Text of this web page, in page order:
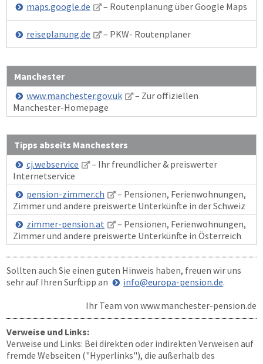
maps.google.de
– Routenplanung über Google Maps
reiseplanung.de – PKW- Routenplaner
Manchester
www.manchester.gov.uk
– Zur offiziellen
Manchester-Homepage
Tipps abseits Manchesters
cj.webservice
– Ihr freundlicher & preiswerter
Internetservice
pension-zimmer.ch
– Pensionen, Ferienwohnungen,
Zimmer und andere preiswerte Unterkünfte in der Schweiz
zimmer-pension.at
– Pensionen, Ferienwohnungen,
Zimmer und andere preiswerte Unterkünfte in Österreich
Sollten auch Sie einen guten Hinweis haben, freuen wir uns
sehr auf Ihren Surftipp an
info@europa-pension.de.
Ihr Team von www.manchester-pension.de
Verweise und Links:
Verweise und Links: Bei direkten oder indirekten Verweisen auf
fremde Webseiten ("Hyperlinks"), die außerhalb des